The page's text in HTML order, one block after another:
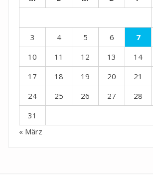
3
4 5 6 7
10
11 12 13 14
17
18 19 20 21
24
25 26 27 28
31
« März